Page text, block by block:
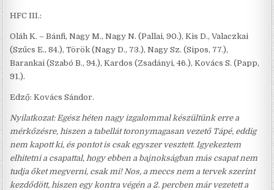
HFC III.:
Oláh K. – Bánfi, Nagy M., Nagy N. (Pallai, 90.), Kis D., Valaczkai
(Szűcs E., 84.), Török (Nagy D., 73.), Nagy Sz. (Sipos, 77.),
Barankai (Szabó B., 94.), Kardos (Zsadányi, 46.), Kovács S. (Papp,
91.).
Edző: Kovács Sándor.
Nyilatkozat: Egész héten nagy izgalommal készültünk erre a
mérkőzésre, hiszen a tabellát toronymagasan vezető Tápé, eddig
nem kapott ki, és pontot is csak egyszer vesztett. Igyekeztem
elhitetni a csapattal, hogy ebben a bajnokságban más csapat nem
tudja őket megverni, csak mi! Nos, a meccs nem a tervek szerint
kezdődött, hiszen egy kontra végén a 2. percben már vezetett a